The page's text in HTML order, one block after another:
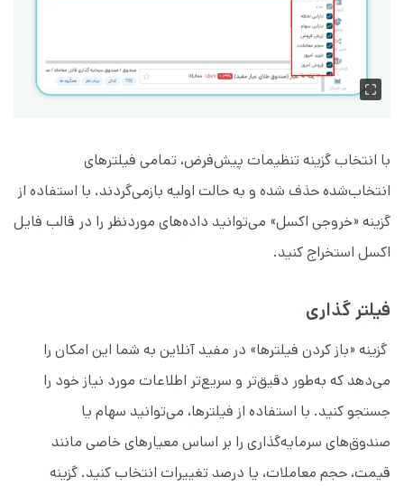
با انتخاب گزینه تنظیمات پیش‌فرض، تمامی فیلترهای
انتخاب‌شده حذف شده و به حالت اولیه بازمی‌گردند. با استفاده از
گزینه «خروجی اکسل» می‌توانید داده‌های موردنظر را در قالب فایل
اکسل استخراج کنید.
فیلتر گذاری
گزینه «باز کردن فیلترها» در مفید آنلاین به شما این امکان را
می‌دهد که به‌طور دقیق‌تر و سریع‌تر اطلاعات مورد نیاز خود را
جستجو کنید. با استفاده از فیلترها، می‌توانید سهام یا
صندوق‌های سرمایه‌گذاری را بر اساس معیارهای خاصی مانند
قیمت، حجم معاملات، یا درصد تغییرات انتخاب کنید. گزینه